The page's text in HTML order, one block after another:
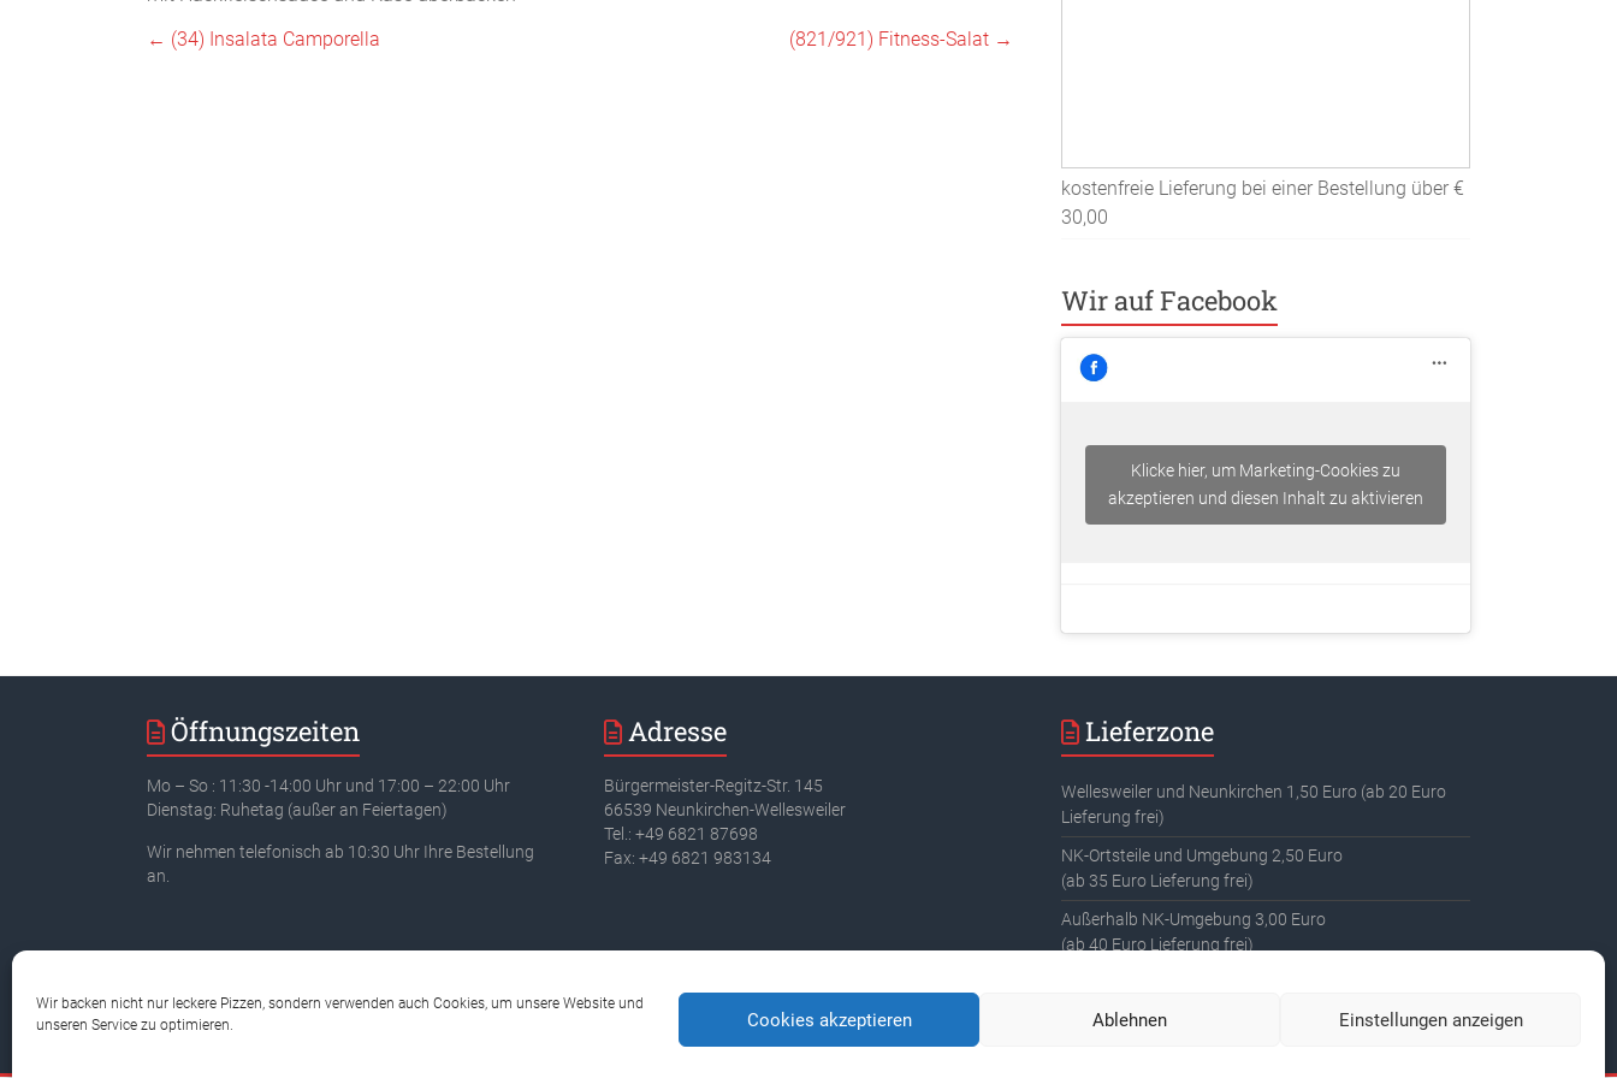
Wir backen nicht nur leckere Pizzen, sondern verwenden auch Cookies, um unsere Website und
unseren Service zu optimieren.
Cookies akzeptieren Ablehnen Einstellungen anzeigen
← (34) Insalata Camporella (821/921) Fitness-Salat →
kostenfreie Lieferung bei einer Bestellung über€
30,00
Wir auf Facebook
Klicke hier, um Marketing-Cookies zu
akzeptieren und diesen Inhalt zu aktivieren
Öffnungszeiten
Mo – So : 11:30 -14:00 Uhr und 17:00 – 22:00 Uhr
Dienstag: Ruhetag (außer an Feiertagen)
Wir nehmen telefonisch ab 10:30 Uhr Ihre Bestellung
an.
Adresse
Bürgermeister-Regitz-Str. 145
66539 Neunkirchen-Wellesweiler
Tel.: +49 6821 87698
Fax: +49 6821 983134
Lieferzone
Wellesweiler und Neunkirchen 1,50 Euro (ab 20 Euro
Lieferung frei)
NK-Ortsteile und Umgebung 2,50 Euro
(ab 35 Euro Lieferung frei)
Außerhalb NK-Umgebung 3,00 Euro
(ab 40 Euro Lieferung frei)